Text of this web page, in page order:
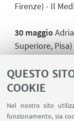
QUESTO
COOKIE
Nel nostro sito
funzionamento, sia
Firenze) - Il
30 maggio
Superiore,
14 giugno (ore
degli Studi di